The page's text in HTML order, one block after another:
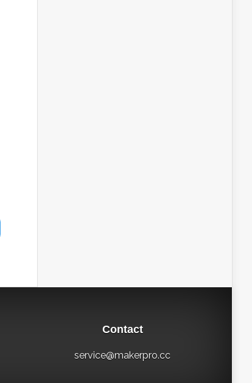
Contact
service@makerpro.cc